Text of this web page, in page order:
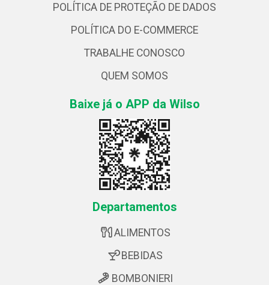
POLÍTICA DE PROTEÇÃO DE DADOS
POLÍTICA DO E-COMMERCE
TRABALHE CONOSCO
QUEM SOMOS
Baixe já o APP da Wilso
Departamentos
ALIMENTOS
BEBIDAS
BOMBONIERI